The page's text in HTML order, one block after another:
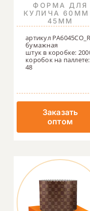
ФОРМА ДЛЯ
КУЛИЧА 60ММ
45ММ
артикул PA6045CO_R
бумажная
штук в коробке:
коробок на паллете:
48
Заказать
оптом